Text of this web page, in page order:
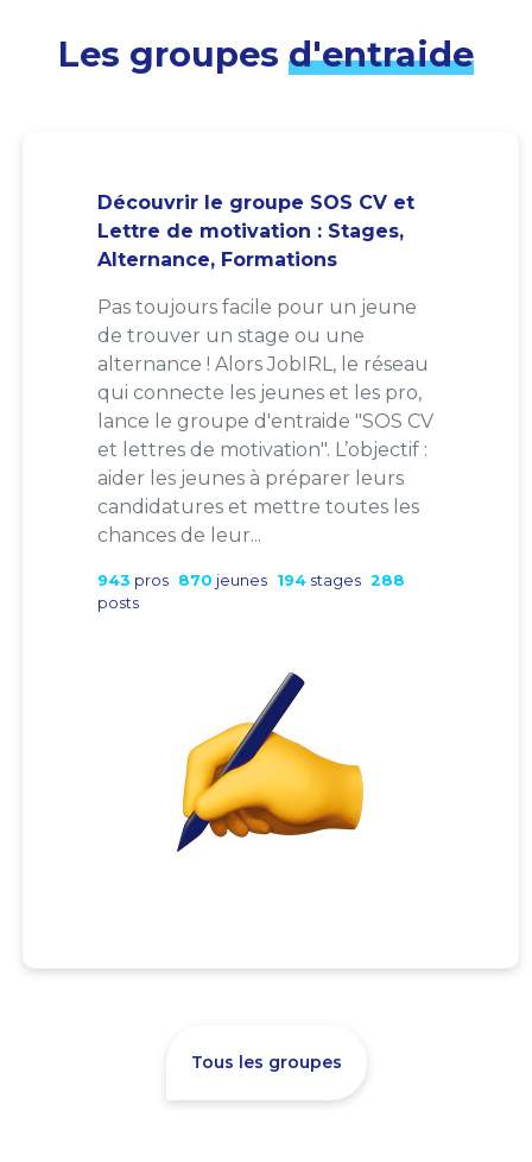
Les groupes d'entraide
Découvrir le groupe SOS CV et
Lettre de motivation : Stages,
Alternance, Formations
Pas toujours facile pour un jeune
de trouver un stage ou une
alternance ! Alors JobIRL, le réseau
qui connecte les jeunes et les pro,
lance le groupe d'entraide "SOS CV
et lettres de motivation". L’objectif :
aider les jeunes à préparer leurs
candidatures et mettre toutes les
chances de leur...
943 pros 870 jeunes 194 stages 288
posts
Tous les groupes